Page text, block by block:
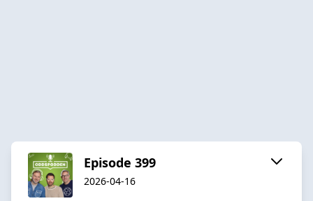
Episode 399
2026-04-16